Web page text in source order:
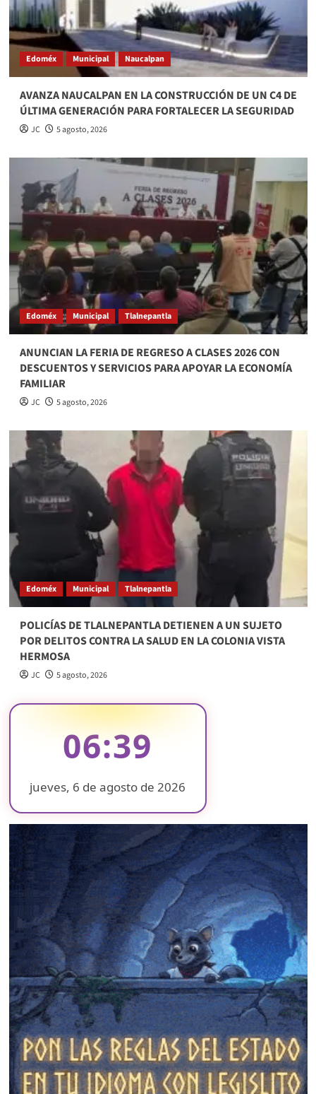
Edoméx Municipal Naucalpan
AVANZA NAUCALPAN EN LA CONSTRUCCIÓN DE UN C4 DE
ÚLTIMA GENERACIÓN PARA FORTALECER LA SEGURIDAD
JC 5 agosto, 2026
Edoméx Municipal Tlalnepantla
ANUNCIAN LA FERIA DE REGRESO A CLASES 2026 CON
DESCUENTOS Y SERVICIOS PARA APOYAR LA ECONOMÍA
FAMILIAR
JC 5 agosto, 2026
Edoméx Municipal Tlalnepantla
POLICÍAS DE TLALNEPANTLA DETIENEN A UN SUJETO
POR DELITOS CONTRA LA SALUD EN LA COLONIA VISTA
HERMOSA
JC 5 agosto, 2026
06:39
jueves, 6 de agosto de 2026
❄ ❄
❄
❄
❄
❄